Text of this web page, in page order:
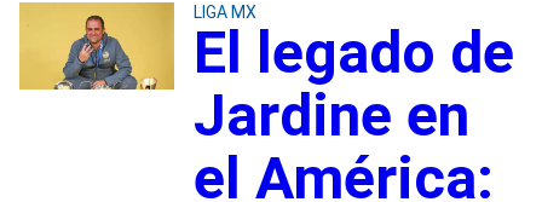
LIGA MX
El legado de
Jardine en
el América: